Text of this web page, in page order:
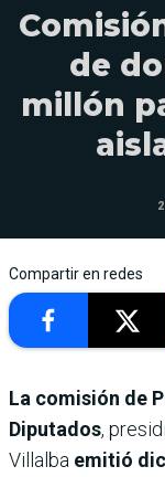
de
millón
Compartir en redes
La comisión de
Diputados,
Villalba emitió